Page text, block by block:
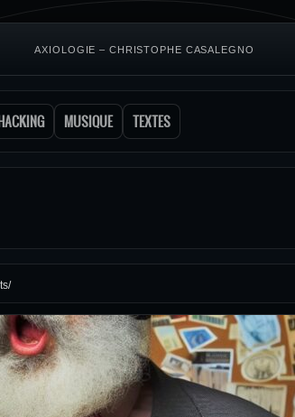
AXIOLOGIE – CHRISTOPHE CASALEGNO
MUSIQUE TEXTES